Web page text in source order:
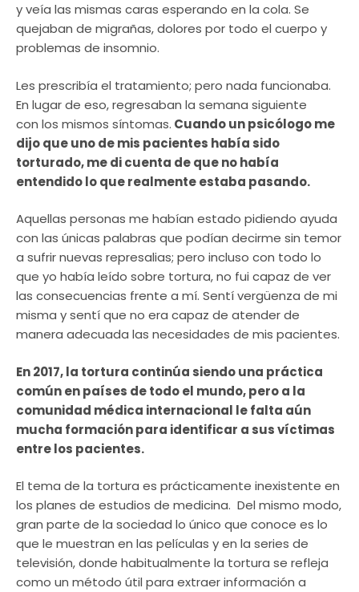
y veía las mismas caras esperando en la cola. Se
quejaban de migrañas, dolores por todo el cuerpo y
problemas de insomnio.
Les prescribía el tratamiento; pero nada funcionaba.
En lugar de eso, regresaban la semana siguiente
con los mismos síntomas. Cuando un psicólogo me
dijo que uno de mis pacientes había sido
torturado, me di cuenta de que no había
entendido lo que realmente estaba pasando.
Aquellas personas me habían estado pidiendo ayuda
con las únicas palabras que podían decirme sin temor
a sufrir nuevas represalias; pero incluso con todo lo
que yo había leído sobre tortura, no fui capaz de ver
las consecuencias frente a mí. Sentí vergüenza de mi
misma y sentí que no era capaz de atender de
manera adecuada las necesidades de mis pacientes.
En 2017, la tortura continúa siendo una práctica
común en países de todo el mundo, pero a la
comunidad médica internacional le falta aún
mucha formación para identificar a sus víctimas
entre los pacientes.
El tema de la tortura es prácticamente inexistente en
los planes de estudios de medicina. Del mismo modo,
gran parte de la sociedad lo único que conoce es lo
que le muestran en las películas y en la series de
televisión, donde habitualmente la tortura se refleja
como un método útil para extraer información a